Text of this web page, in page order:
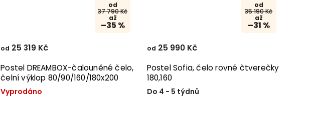
od
37 790 Kč
až
–35 %
Postel DREAMBOX-čalouněné čelo,
čelní výklop 80/90/160/180x200
Vyprodáno
od 25 319 Kč
od
35 190 Kč
až
–31 %
Postel Sofia, čelo rovné čtverečky
180,160
Do 4 - 5 týdnů
od 25 990 Kč